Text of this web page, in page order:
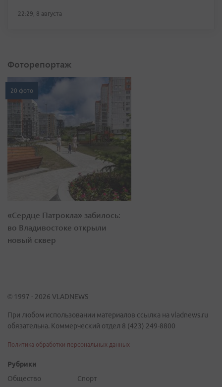
22:29, 8 августа
Фоторепортаж
20 фото
«Сердце Патрокла» забилось:
во Владивостоке открыли
новый сквер
© 1997 - 2026 VLADNEWS
При любом использовании материалов ссылка на vladnews.ru
обязательна. Коммерческий отдел 8 (423) 249-8800
Политика обработки персональных данных
Рубрики
Общество
Спорт